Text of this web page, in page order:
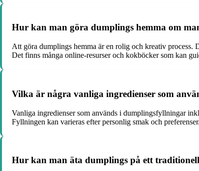
Hur kan man göra dumplings hemma om
Att göra dumplings hemma är en rolig och kreativ
Det finns många online-resurser och kokböcker som kan
Vilka är några vanliga ingredienser som
Vanliga ingredienser som används i dumplingsfyllningar
Fyllningen kan varieras efter personlig smak och preferenser.
Hur kan man äta dumplings på ett